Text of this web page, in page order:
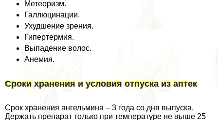
Метеоризм.
Галлюцинации.
Ухудшение зрения.
Гипертермия.
Выпадение волос.
Анемия.
Сроки хранения и условия отпуска из аптек
Срок хранения ангельмина – 3 года со дня выпуска.
Держать препарат только при температуре не выше 25